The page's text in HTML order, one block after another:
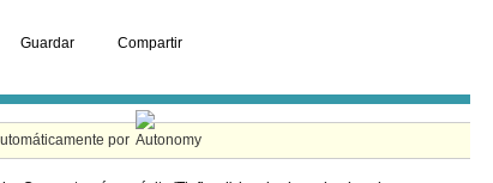
Guardar Compartir
por